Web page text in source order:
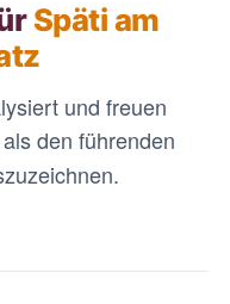
Späti am
und freuen
den führenden